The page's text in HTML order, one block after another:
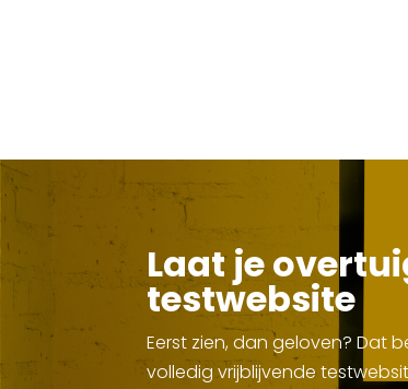
Laat je
testwebsite
Eerst zien, dan geloven? Dat
volledig vrijblijvende